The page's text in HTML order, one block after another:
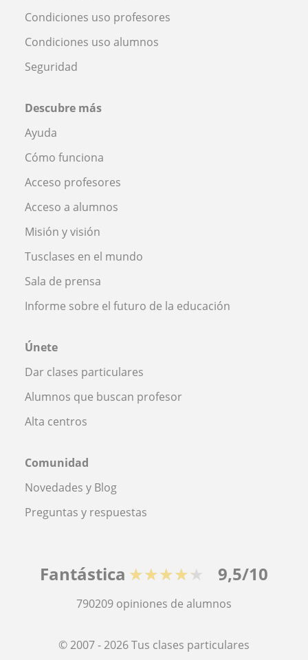
Condiciones uso profesores
Condiciones uso alumnos
Seguridad
Descubre más
Ayuda
Cómo funciona
Acceso profesores
Acceso a alumnos
Misión y visión
Tusclases en el mundo
Sala de prensa
Informe sobre el futuro de la educación
Únete
Dar clases particulares
Alumnos que buscan profesor
Alta centros
Comunidad
Novedades y Blog
Preguntas y respuestas
Fantástica ★★★★★ 9,5/10
790209 opiniones de alumnos
© 2007 - 2026 Tus clases particulares